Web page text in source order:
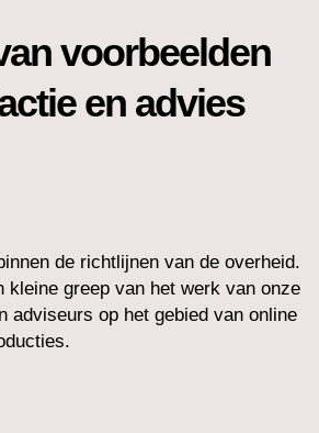
voorbeelden
en advies
de richtlijnen van de overheid.
kleine greep van het werk van onze
adviseurs op het gebied van online